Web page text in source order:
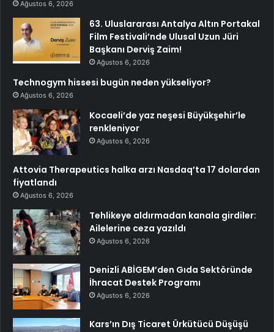
Ağustos 6, 2026
63. Uluslararası Antalya Altın Portakal
Film Festivali’nde Ulusal Uzun Jüri
Başkanı Derviş Zaim!
Ağustos 6, 2026
Technogym hissesi bugün neden yükseliyor?
Ağustos 6, 2026
Kocaeli’de yaz neşesi Büyükşehir’le
renkleniyor
Ağustos 6, 2026
Attovia Therapeutics halka arzı Nasdaq’ta 17 dolardan
fiyatlandı
Ağustos 6, 2026
Tehlikeye aldırmadan kanala girdiler:
Ailelerine ceza yazıldı
Ağustos 6, 2026
Denizli ABİGEM’den Gıda Sektöründe
İhracat Destek Programı
Ağustos 6, 2026
Kars’ın Dış Ticaret Ürkütücü Düşüşü